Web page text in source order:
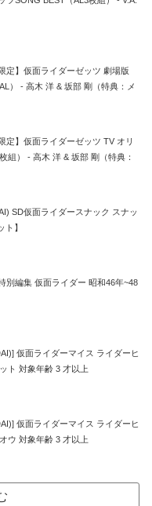
定】仮面ライダーゼッツ 劇場版
） - 高木 洋 & 坂部 剛（特典：メ
定】仮面ライダーゼッツ TV オリ
組） - 高木 洋 & 坂部 剛（特典：
SD仮面ライダースナック スナッ
】
別編集 仮面ライダー 昭和46年~48
仮面ライダーマイス ライダーヒ
ト 対象年齢 3 才以上
仮面ライダーマイス ライダーヒ
ウ 対象年齢 3 才以上